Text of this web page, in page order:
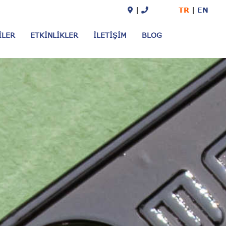
EN
TR
ETKINLIKLER İLETIŞIM BLOG